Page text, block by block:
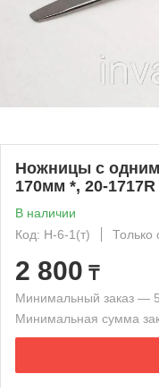
Ножницы с
170мм *, 20-1717R
В наличии
Код: Н-6-1(т)
Только
2 800 ₸
Минимальный заказ —
Минимальная сумма